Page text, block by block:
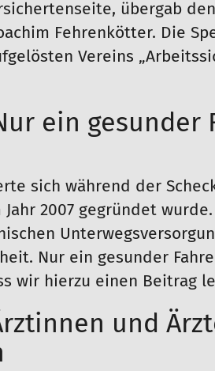
übergab
Fehrenkötter. Die
Vereins
ein
sich während der
Jahr 2007 gegründet
Nur ein gesunder
wir hierzu einen Beitrag
und